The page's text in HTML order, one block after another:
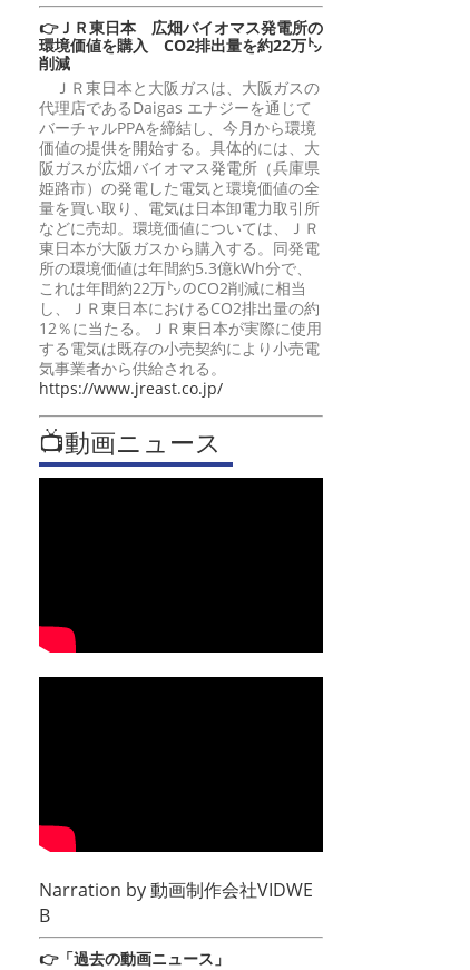
👉ＪＲ東日本 広畑バイオマス発電所の
環境価値を購入 CO2排出量を約22万㌧
削減
ＪＲ東日本と大阪ガスは、大阪ガスの
代理店であるDaigas エナジーを通じて
バーチャルPPAを締結し、今月から環境
価値の提供を開始する。具体的には、大
阪ガスが広畑バイオマス発電所（兵庫県
姫路市）の発電した電気と環境価値の全
量を買い取り、電気は日本卸電力取引所
などに売却。環境価値については、ＪＲ
東日本が大阪ガスから購入する。同発電
所の環境価値は年間約5.3億kWh分で、
これは年間約22万㌧のCO2削減に相当
し、ＪＲ東日本におけるCO2排出量の約
12％に当たる。ＪＲ東日本が実際に使用
する電気は既存の小売契約により小売電
気事業者から供給される。
https://www.jreast.co.jp/
📺動画ニュース
Narration by動画制作会社VIDWE
B
👉「過去の動画ニュース」